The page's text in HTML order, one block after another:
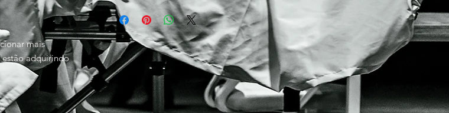
mais
estão adquirindo
ótima maneira de estabelecer confiança e garantir
compras com segurança.
Use este espaço para adicionar mais informações sobre
seus métodos de envio, processamento e custos. Ter
uma política de envio é uma ótima maneira de
estabelecer confiança e garantir compras com
segurança.